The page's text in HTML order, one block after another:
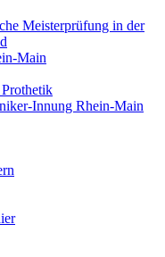
Meisterprüfung in der
Main
Innung Rhein-Main